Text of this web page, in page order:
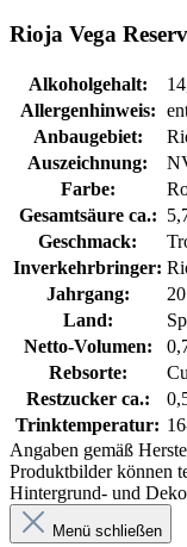
Rioja Vega
Alkoholgehalt:
Allergenhinweis:
Anbaugebiet:
Auszeichnung:
Farbe:
Gesamtsäure ca.:
Geschmack:
Inverkehrbringer:
Jahrgang:
Land:
Netto-Volumen:
Rebsorte:
Restzucker ca.:
Trinktemperatur:
Angaben gemäß
Produktbilder können
Hintergrund- und
Menü schließen